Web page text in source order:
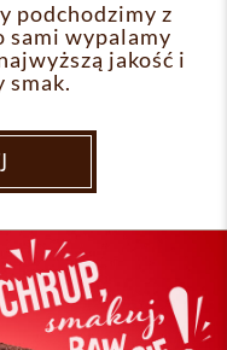
podchodzimy z
sami wypalamy
jakość i
smak.